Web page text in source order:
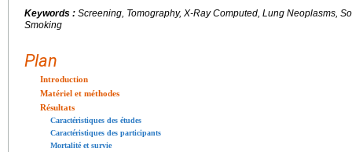
Keywords : Screening, Tomography, X-Ray Computed, Lung Neoplasms,
Smoking
Plan
Introduction
Matériel et méthodes
Résultats
Caractéristiques des études
Caractéristiques des participants
Mortalité et survie